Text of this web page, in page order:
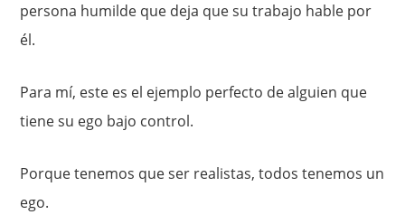
persona humilde que deja que su trabajo hable por
él.
Para mí, este es el ejemplo perfecto de alguien que
tiene su ego bajo control.
Porque tenemos que ser realistas, todos tenemos un
ego.